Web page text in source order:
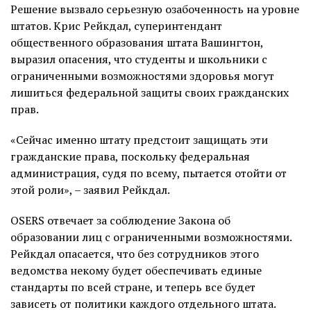
Решение вызвало серьезную озабоченность на уровне
штатов. Крис Рейкдал, суперинтендант
общественного образования штата Вашингтон,
выразил опасения, что студенты и школьники с
ограниченными возможностями здоровья могут
лишиться федеральной защиты своих гражданских
прав.
«Сейчас именно штату предстоит защищать эти
гражданские права, поскольку федеральная
администрация, судя по всему, пытается отойти от
этой роли», – заявил Рейкдал.
OSERS отвечает за соблюдение Закона об
образовании лиц с ограниченными возможностями.
Рейкдал опасается, что без сотрудников этого
ведомства некому будет обеспечивать единые
стандарты по всей стране, и теперь все будет
зависеть от политики каждого отдельного штата.